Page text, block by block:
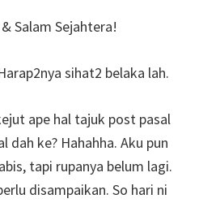
Salam Sejahtera!
sihat2 belaka lah.
ape hal tajuk post pasal
ke? Hahahha. Aku pun
tapi rupanya belum lagi.
disampaikan. So hari ni